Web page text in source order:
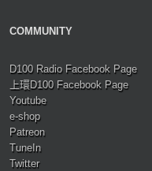
COMMUNITY
D100 Radio Facebook Page
上環D100 Facebook Page
Youtube
e-shop
Patreon
TuneIn
Twitter